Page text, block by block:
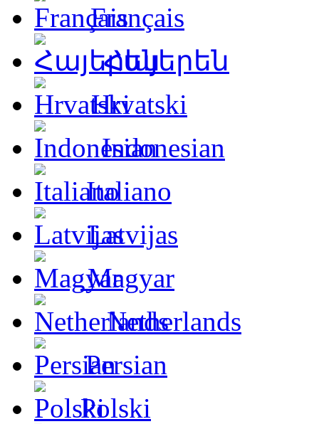
Français
Հայերեն
Hrvatski
Indonesian
Italiano
Latvijas
Magyar
Netherlands
Persian
Polski